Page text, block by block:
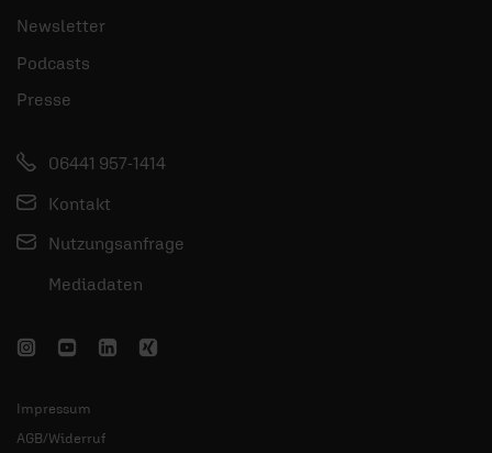
Newsletter
Podcasts
Presse
06441 957-1414
Kontakt
Nutzungsanfrage
Mediadaten
Impressum
AGB/Widerruf